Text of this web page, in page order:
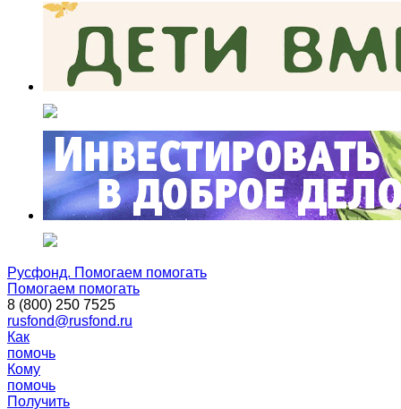
Русфонд. Помогаем помогать
Помогаем помогать
8 (800) 250 7525
rusfond@rusfond.ru
Как
помочь
Кому
помочь
Получить